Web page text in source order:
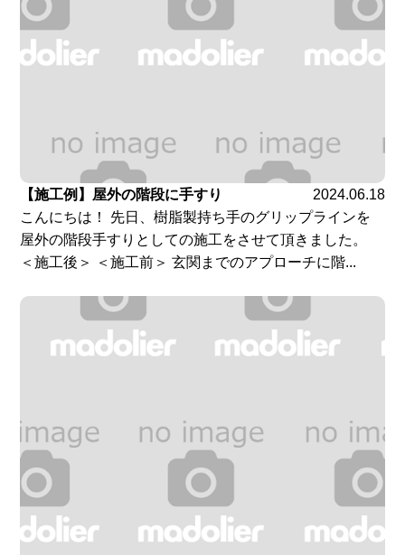
【施工例】屋外の階段に手すり
2024.06.18
こんにちは！ 先日、樹脂製持ち手のグリップラインを
屋外の階段手すりとしての施工をさせて頂きました。
＜施工後＞ ＜施工前＞ 玄関までのアプローチに階...